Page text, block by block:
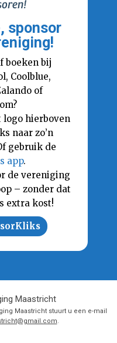
sponsor
boeken bij
Coolblue,
of
hierboven
naar zo’n
gebruik de
app.
de vereniging
– zonder dat
extra kost!
Maastricht
Maastricht stuurt u een e-mail
.